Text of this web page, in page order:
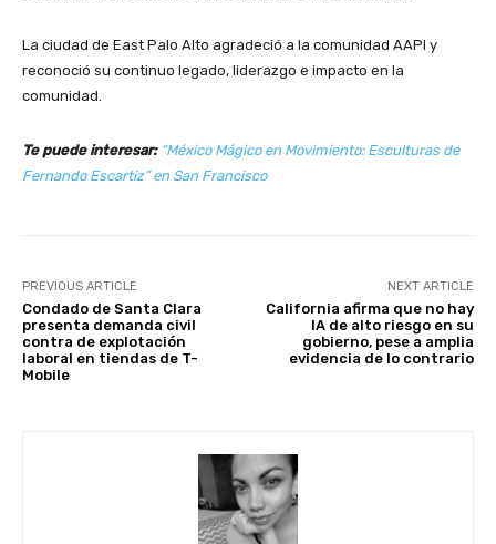
La ciudad de East Palo Alto agradeció a la comunidad AAPI y
reconoció su continuo legado, liderazgo e impacto en la
comunidad.
Te puede interesar: “México Mágico en Movimiento: Esculturas de
Fernando Escartiz” en San Francisco
PREVIOUS ARTICLE
Condado de Santa Clara
presenta demanda civil
contra de explotación
laboral en tiendas de T-
Mobile
NEXT ARTICLE
California afirma que no hay
IA de alto riesgo en su
gobierno, pese a amplia
evidencia de lo contrario